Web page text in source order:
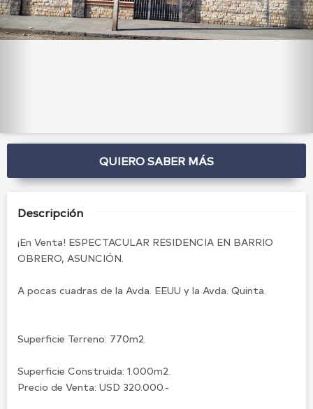
QUIERO SABER MÁS
Descripción
¡En Venta! ESPECTACULAR RESIDENCIA EN BARRIO
OBRERO, ASUNCIÓN.
A pocas cuadras de la Avda. EEUU y la Avda. Quinta.
Superficie Terreno: 770m2.
Superficie Construida: 1.000m2.
Precio de Venta: USD 320.000.-